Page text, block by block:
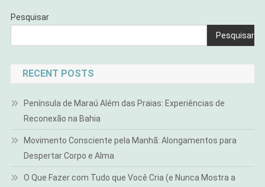
Pesquisar
Pesquisar
RECENT POSTS
Península de Maraú Além das Praias: Experiências de
Reconexão na Bahia
Movimento Consciente pela Manhã: Alongamentos para
Despertar Corpo e Alma
O Que Fazer com Tudo que Você Cria (e Nunca Mostra a